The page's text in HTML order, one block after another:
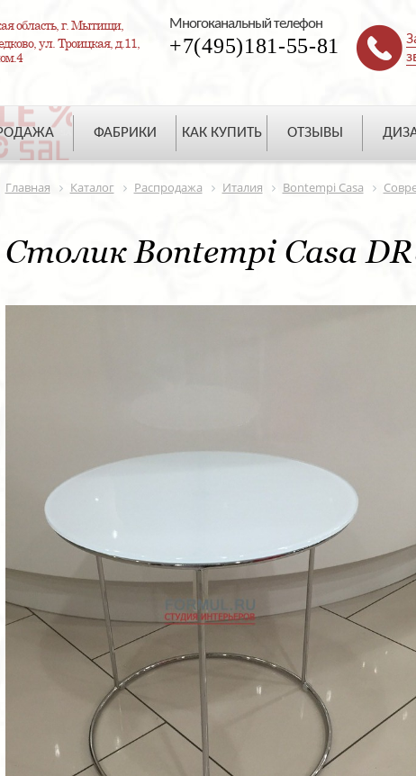
область, г. Мытищи,
ул. Троицкая, д.11,
Многоканальный телефон
+7(495)181-55-81
ФАБРИКИ КАК КУПИТЬ ОТЗЫВЫ
Главная Каталог Распродажа Италия Bontempi Casa
Столик Bontempi Casa